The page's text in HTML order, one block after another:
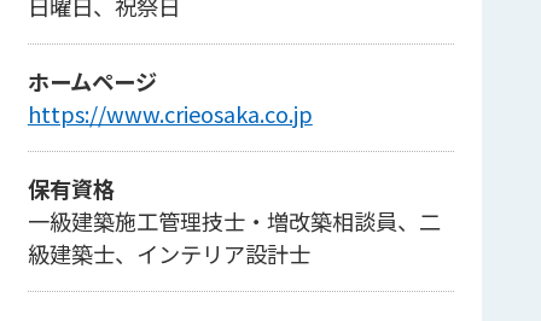
ホームページ
https://www.crieosaka.co.jp
保有資格
一級建築施工管理技士・増改築相談員、二
級建築士、インテリア設計士